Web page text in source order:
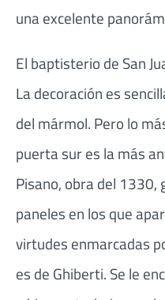
una excelente
El baptisterio de San
La decoración es
del mármol. Pero lo
puerta sur es la más
Pisano, obra del
paneles en los que
virtudes enmarcadas
es de Ghiberti. Se le